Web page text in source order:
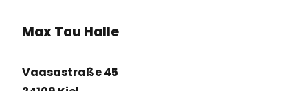
Max Tau Halle
Vaasastraße 45